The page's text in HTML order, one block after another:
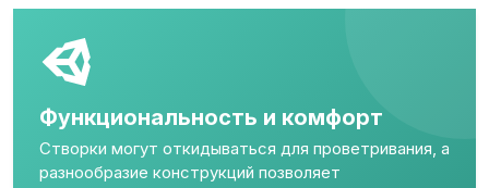
Функциональность и комфорт
Створки могут откидываться для проветривания, а
разнообразие конструкций позволяет